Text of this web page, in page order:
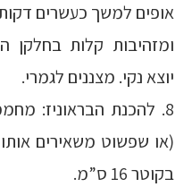
אופים למשך כעשרים
ומזהיבות קלות בחלקן
יוצא נקי. מצננים לגמרי.
(או שפשוט משאירים
בקוטר 16 ס”מ.